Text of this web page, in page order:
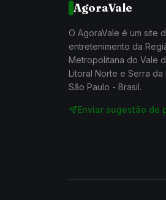
AgoraVale
O AgoraVale é um site
entretenimento da
Metropolitana do Vale
Litoral Norte e Serra da
São Paulo - Brasil.
Enviar sugestão de